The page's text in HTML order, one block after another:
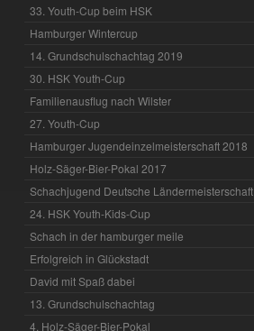
33. Youth-Cup beim HSK
Hamburger Wintercup
14. Grundschulschachtag 2019
30. HSK Youth-Cup
Familienausflug nach Wilster
27. Youth-Cup
Hamburger Jugendeinzelmeisterschaft 2018
Holz-Säger-Bier-Pokal 2017
Schachjugend Deutsche Ländermeisterschaft
24. HSK Youth-Kids-Cup
Schach in der hamburger meile
Erfolgreich in Glückstadt
David mit Spaß dabei
13. Grundschulschachtag
4. Holz-Säger-Bier-Pokal